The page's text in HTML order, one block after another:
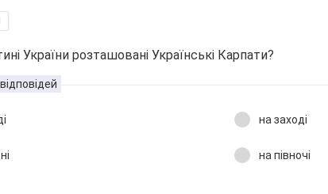
України розташовані Українські Карпати?
на заході
на півночі